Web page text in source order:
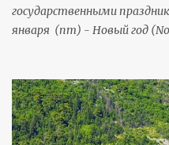
государственными
января (пт) - Новый год
и 14 июля (вт) - День
13 ноября (пт) и 14 ноября
dan), праздник